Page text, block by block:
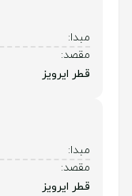
مبدا:
مقصد:
قطر ایرویز
مبدا:
مقصد:
قطر ایرویز